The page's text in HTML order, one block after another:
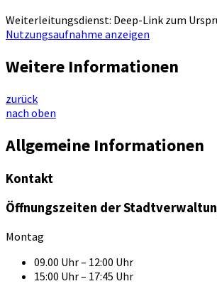
Weiterleitungsdienst: Deep-Link zum
Nutzungsaufnahme anzeigen
Weitere Informationen
zurück
nach oben
Allgemeine Informationen
Kontakt
Öffnungszeiten der
Montag
09.00 Uhr – 12:00 Uhr
15:00 Uhr – 17:45 Uhr